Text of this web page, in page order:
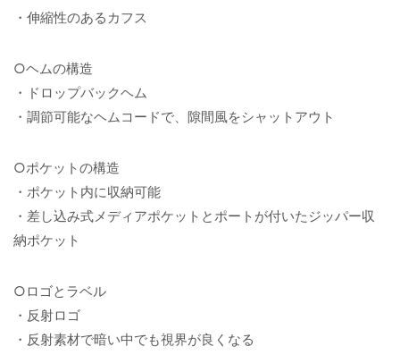
・伸縮性のあるカフス
○ヘムの構造
・ドロップバックヘム
・調節可能なヘムコードで、隙間風をシャットアウト
○ポケットの構造
・ポケット内に収納可能
・差し込み式メディアポケットとポートが付いたジッパー収
納ポケット
○ロゴとラベル
・反射ロゴ
・反射素材で暗い中でも視界が良くなる